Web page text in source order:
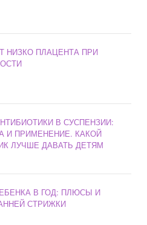
НИЗКО ПЛАЦЕНТА ПРИ
В СУСПЕНЗИИ:
И ПРИМЕНЕНИЕ. КАКОЙ
ЛУЧШЕ ДАВАТЬ ДЕТЯМ
В ГОД: ПЛЮСЫ И
СТРИЖКИ